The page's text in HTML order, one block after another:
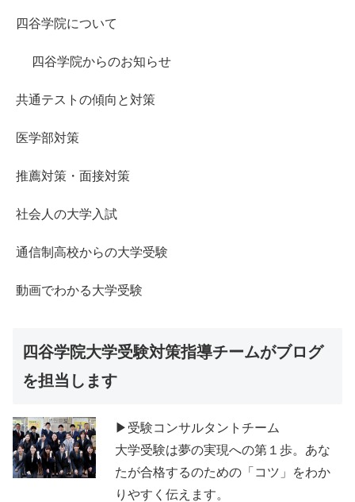
四谷学院について
四谷学院からのお知らせ
共通テストの傾向と対策
医学部対策
推薦対策・面接対策
社会人の大学入試
通信制高校からの大学受験
動画でわかる大学受験
四谷学院大学受験対策指導チームがブログ
を担当します
▶受験コンサルタントチーム
大学受験は夢の実現への第１歩。あな
たが合格するのための「コツ」をわか
りやすく伝えます。